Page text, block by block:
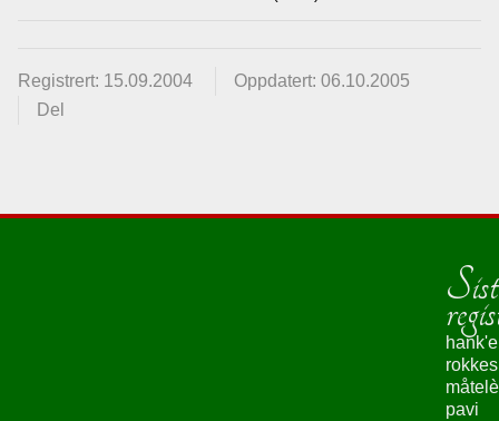
Registrert: 15.09.2004
Oppdatert: 06.10.2005
Del
hank'e
pavi